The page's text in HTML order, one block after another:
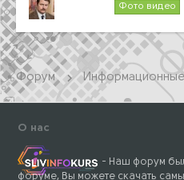
Фото видео
Форум
О нас
- Наш форум
форуме, Вы можете скачать